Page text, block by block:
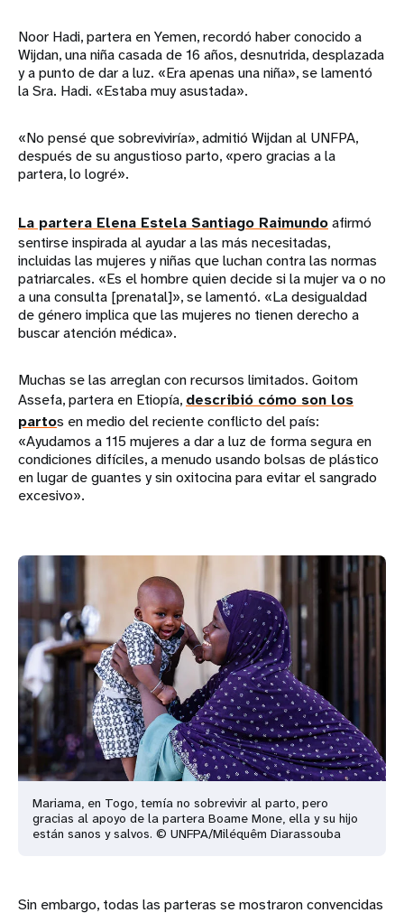
Noor Hadi, partera en Yemen, recordó haber conocido a
Wijdan, una niña casada de 16 años, desnutrida, desplazada
y a punto de dar a luz. «Era apenas una niña», se lamentó
la Sra. Hadi. «Estaba muy asustada».
«No pensé que sobreviviría», admitió Wijdan al UNFPA,
después de su angustioso parto, «pero gracias a la
partera, lo logré».
La partera Elena Estela Santiago Raimundoafirmó
sentirse inspirada al ayudar a las más necesitadas,
incluidas las mujeres y niñas que luchan contra las normas
patriarcales. «Es el hombre quien decide si la mujer va o no
a una consulta [prenatal]», se lamentó. «La desigualdad
de género implica que las mujeres no tienen derecho a
buscar atención médica».
Muchas se las arreglan con recursos limitados. Goitom
Assefa, partera en Etiopía, describió cómo son los
partos en medio del reciente conflicto del país:
«Ayudamos a 115 mujeres a dar a luz de forma segura en
condiciones difíciles, a menudo usando bolsas de plástico
en lugar de guantes y sin oxitocina para evitar el sangrado
excesivo».
Mariama, en Togo, temía no sobrevivir al parto, pero
gracias al apoyo de la partera Boame Mone, ella y su hijo
están sanos y salvos. © UNFPA/Miléquêm Diarassouba
Sin embargo, todas las parteras se mostraron convencidas